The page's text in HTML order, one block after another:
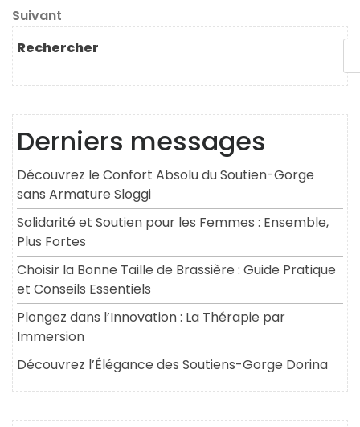
de
l’article
Article
suivant
Suivant
Rechercher
Derniers messages
Découvrez le Confort Absolu du Soutien-Gorge
sans Armature Sloggi
Solidarité et Soutien pour les Femmes : Ensemble,
Plus Fortes
Choisir la Bonne Taille de Brassière : Guide Pratique
et Conseils Essentiels
Plongez dans l’Innovation : La Thérapie par
Immersion
Découvrez l’Élégance des Soutiens-Gorge Dorina